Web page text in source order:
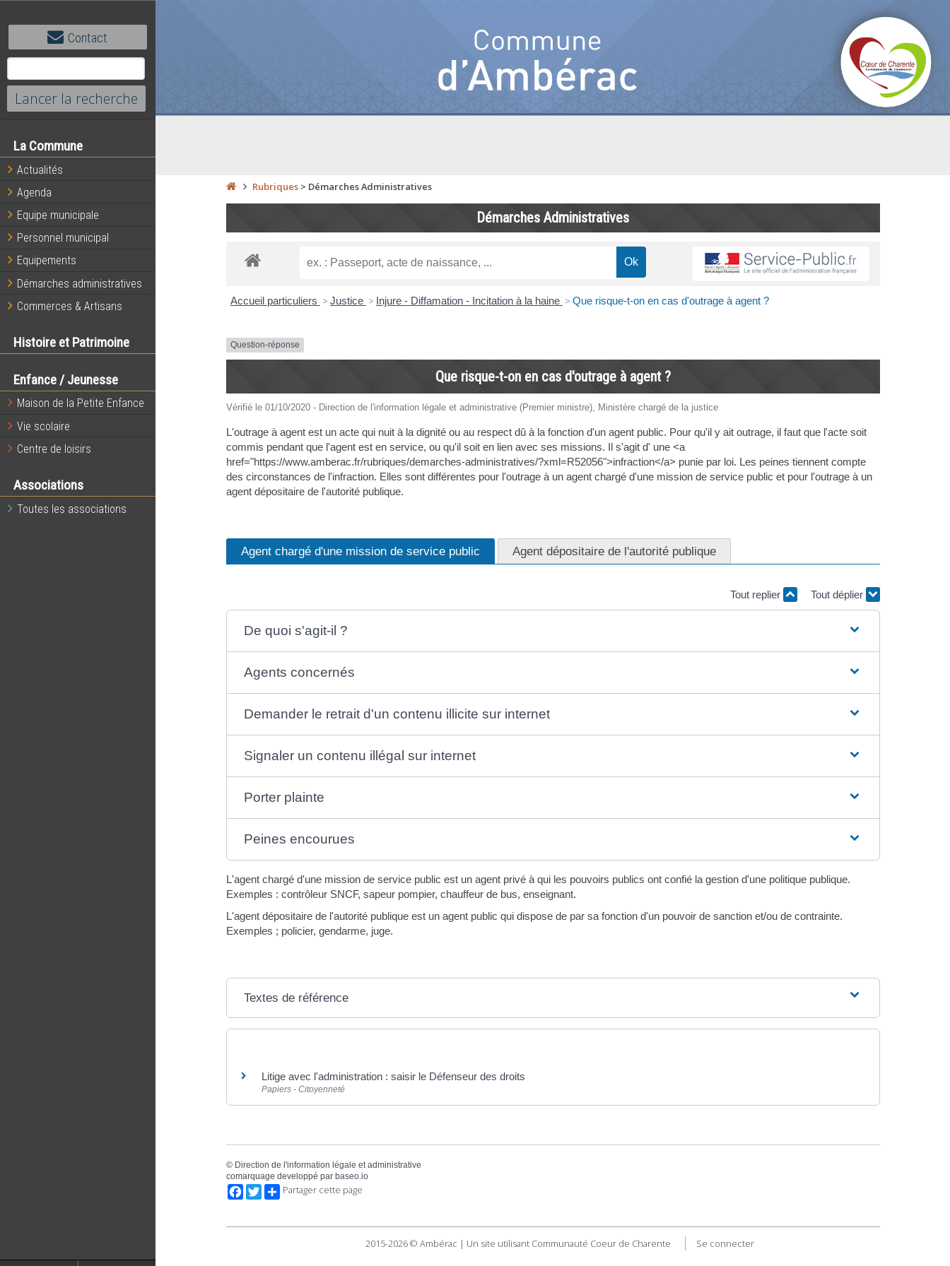
Contact
La Commune
Actualités
Agenda
Equipe municipale
Personnel municipal
Equipements
Démarches administratives
Commerces & Artisans
Histoire et Patrimoine
Enfance / Jeunesse
Maison de la Petite Enfance
Vie scolaire
Centre de loisirs
Associations
Toutes les associations
Rubriques> Démarches Administratives
Démarches Administratives
Accueil particuliers > Justice > Injure - Diffamation - Incitation à la haine > Que risque-t-on en cas d'outrage à agent ?
Question-réponse
Que risque-t-on en cas d'outrage à agent ?
Vérifié le 01/10/2020 - Direction de l'information légale et administrative (Premier ministre), Ministère chargé de la justice
L'outrage à agent est un acte qui nuit à la dignité ou au respect dû à la fonction d'un agent public. Pour qu'il y ait outrage, il faut que l'acte soit
commis pendant que l'agent est en service, ou qu'il soit en lien avec ses missions. Il s'agit d' une <a
href="https://www.amberac.fr/rubriques/demarches-administratives/?xml=R52056">infraction</a> punie par loi. Les peines tiennent compte
des circonstances de l'infraction. Elles sont différentes pour l'outrage à un agent chargé d'une mission de service public et pour l'outrage à un
agent dépositaire de l'autorité publique.
Agent chargé d'une mission de service public Agent dépositaire de l'autorité publique
Tout replier Tout déplier
De quoi s'agit-il ?
Agents concernés
Demander le retrait d'un contenu illicite sur internet
Signaler un contenu illégal sur internet
Porter plainte
Peines encourues
L'agent chargé d'une mission de service public est un agent privé à qui les pouvoirs publics ont confié la gestion d'une politique publique.
Exemples : contrôleur SNCF, sapeur pompier, chauffeur de bus, enseignant.
L'agent dépositaire de l'autorité publique est un agent public qui dispose de par sa fonction d'un pouvoir de sanction et/ou de contrainte.
Exemples ; policier, gendarme, juge.
Textes de référence
Litige avec l'administration : saisir le Défenseur des droits
Papiers - Citoyenneté
© Direction de l'information légale et administrative
comarquage developpé par baseo.io
Facebook
TwitterPartager cette page
2015-2026 © Ambérac | Un site utilisant Communauté Coeur de Charente Se connecter